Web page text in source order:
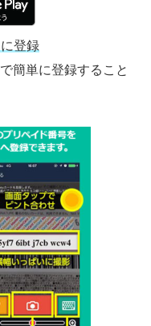
登録
簡単に登録すること